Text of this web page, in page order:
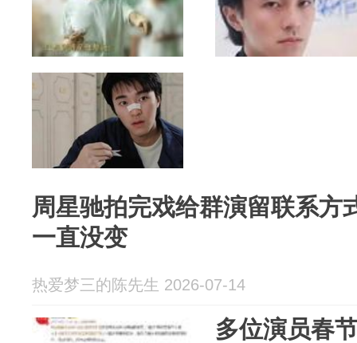
周星驰拍完戏给群演留联系方
一直没变
热爱梦三的陈先生 2026-07-14
多位演员春